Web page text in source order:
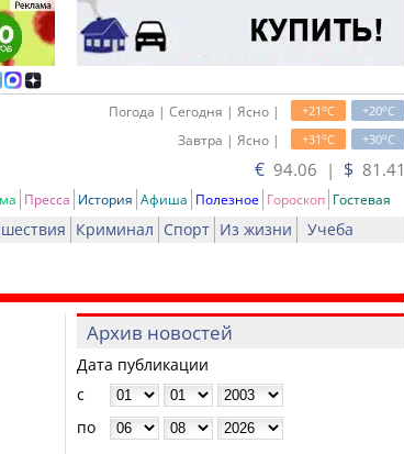
+20oC
+21oC
Погода | Сегодня | Ясно |
+30oC
+31oC
Завтра | Ясно |
€ 94.06 | $ 81.41
Пресса История Афиша Полезное Гороскоп Гостевая
Криминал Спорт Из жизни Учеба
Архив новостей
Дата публикации
с
по